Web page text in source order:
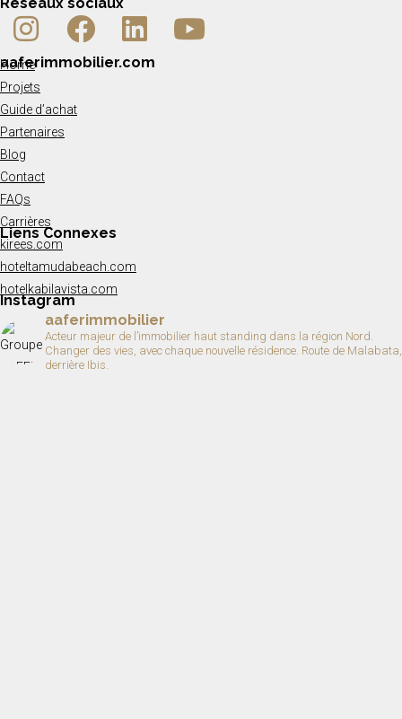
aaferimmobilier.com
Home
Projets
Guide d’achat
Partenaires
Blog
Contact
FAQs
Carrières
Liens Connexes
kirees.com
hoteltamudabeach.com
hotelkabilavista.com
Instagram
aaferimmobilier
Acteur majeur de l’immobilier haut standing dans la région Nord.
Changer des vies, avec chaque nouvelle résidence. Route de Malabata,
derrière Ibis.